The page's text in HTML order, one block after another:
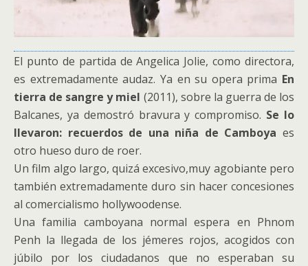
El punto de partida de Angelica Jolie, como directora,
es extremadamente audaz. Ya en su opera prima En
tierra de sangre y miel (2011), sobre la guerra de los
Balcanes, ya demostró bravura y compromiso. Se lo
llevaron: recuerdos de una niña de Camboya es
otro hueso duro de roer.
Un film algo largo, quizá excesivo,muy agobiante pero
también extremadamente duro sin hacer concesiones
al comercialismo hollywoodense.
Una familia camboyana normal espera en Phnom
Penh la llegada de los jémeres rojos, acogidos con
júbilo por los ciudadanos que no esperaban su